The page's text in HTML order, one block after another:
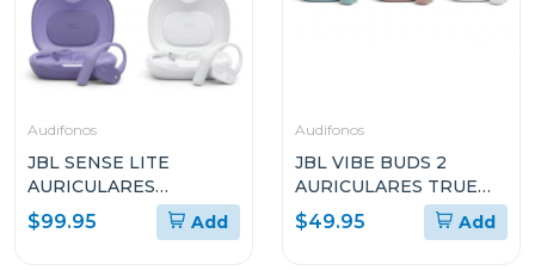
Audifonos
JBL SENSE LITE
AURICULARES
ABIERTOS TRUE
WIRELESS
$99.95 Add
Audifonos
JBL VIBE BUDS 2
AURICULARES TRUE
WIRELESS CON
CANCELACIÓN DE
$49.95 Add